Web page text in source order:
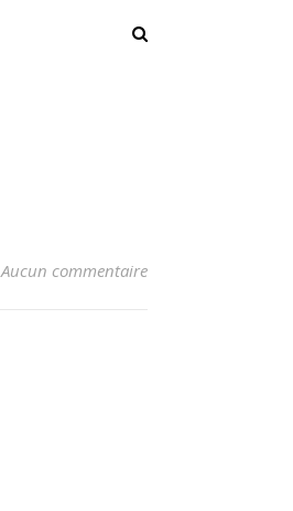
Aucun commentaire